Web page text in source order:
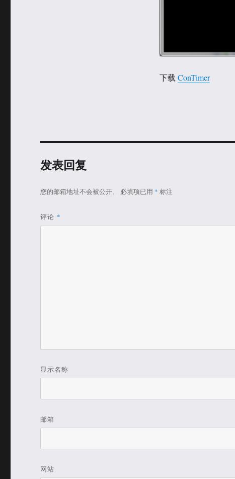
下载 ConTimer
发表回复
您的邮箱地址不会被公开。 必填项已用 * 标注
评论 *
显示名称
邮箱
网站